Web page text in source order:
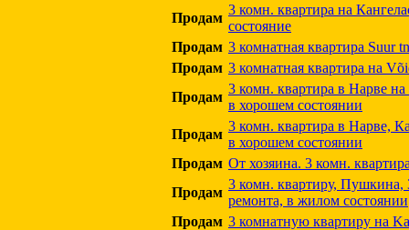
Продам
3 комн. квартира на
состояние
Продам 3 комнатная квартира Suur
Продам 3 комнатная квартира на
Продам
3 комн. квартира в Нарве
в хорошем состоянии
Продам
3 комн. квартира в Нарве,
в хорошем состоянии
Продам От хозяина. 3 комн.
Продам
3 комн. квартиру, Пушкина,
ремонта, в жилом состоянии
Продам 3 комнатную квартиру на